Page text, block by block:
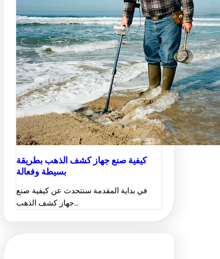
كيفية صنع جهاز كشف الذهب بطريقة
بسيطة وفعالة
في بداية المقدمة سنتحدث عن كيفية صنع
جهاز كشف الذهب…